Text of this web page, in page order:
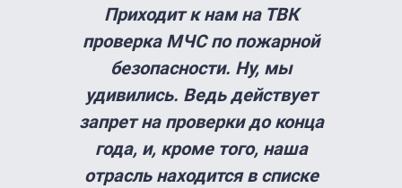
Приходит к нам на ТВК
проверка МЧС по пожарной
безопасности. Ну, мы
удивились. Ведь действует
запрет на проверки до конца
года, и, кроме того, наша
отрасль находится в списке